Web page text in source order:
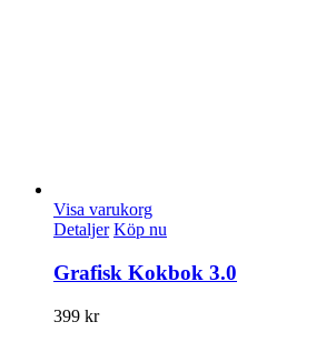
Visa varukorg
Detaljer Köp nu
Grafisk Kokbok 3.0
399 kr